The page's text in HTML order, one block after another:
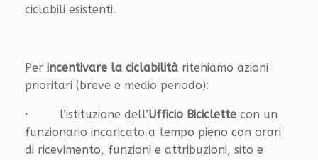
ciclabili esistenti.
Per incentivare la ciclabilità riteniamo azioni
prioritari (breve e medio periodo):
· l’istituzione dell’Ufficio Biciclette con un
funzionario incaricato a tempo pieno con orari
di ricevimento, funzioni e attribuzioni, sito e